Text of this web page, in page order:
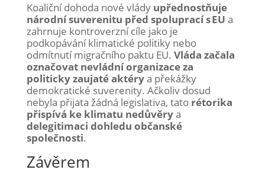
Koaliční dohoda nové vlády upřednostňuje
národní suverenitu před spoluprací s EU a
zahrnuje kontroverzní cíle jako je
podkopávání klimatické politiky nebo
odmítnutí migračního paktu EU. Vláda začala
označovat nevládní organizace za
politicky zaujaté aktérya překážky
demokratické suverenity. Ačkoliv dosud
nebyla přijata žádná legislativa, tato rétorika
přispívá ke klimatu nedůvěrya
delegitimaci dohledu občanské
společnosti.
Závěrem